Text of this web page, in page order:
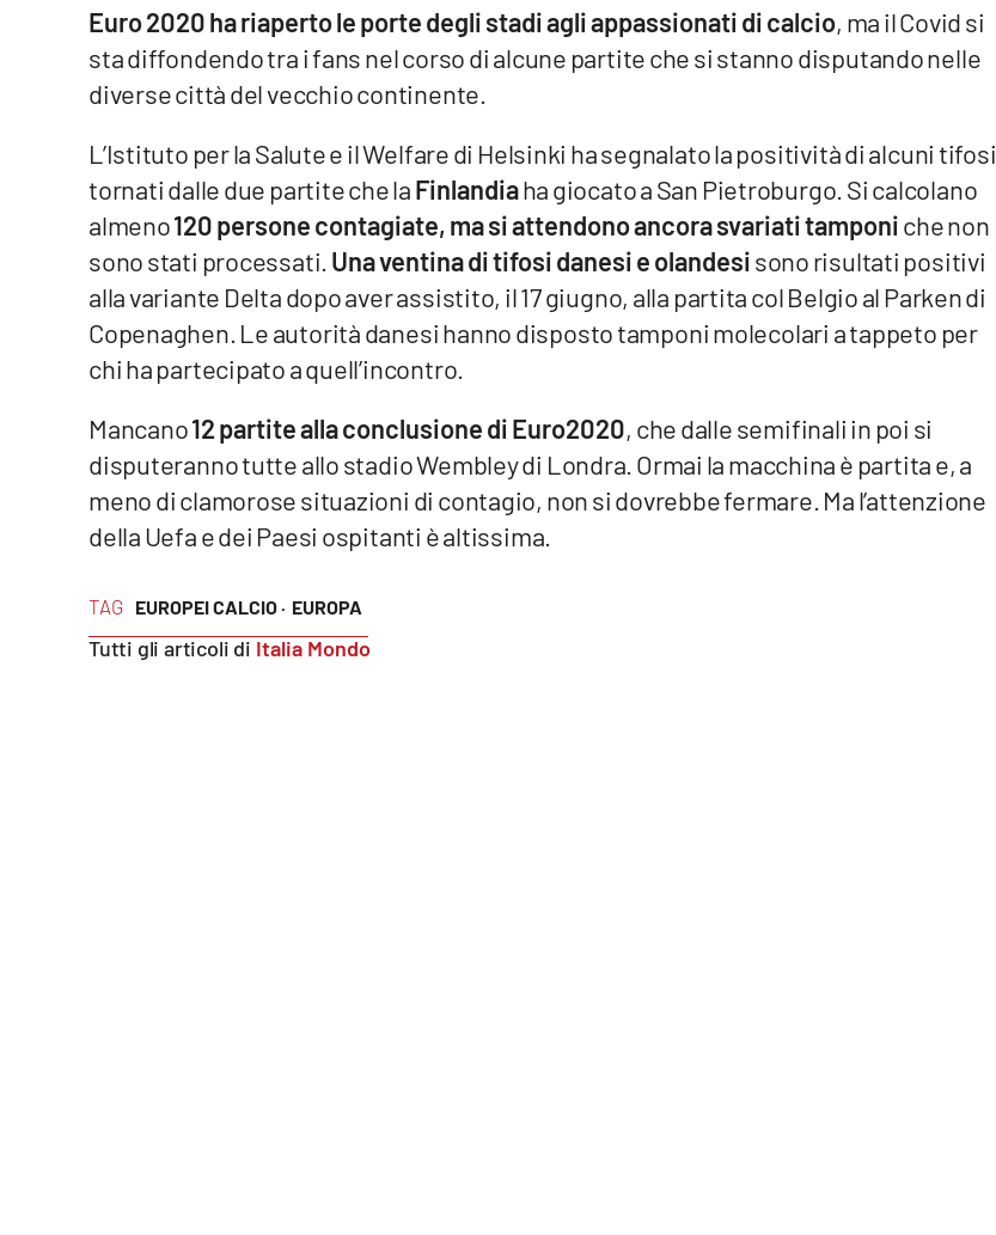
Vibo Valentia
Reggio Calabria
TAG EUROPEI CALCIO · EUROPA
Tutti gli articoli di Italia Mondo
Euro 2020 ha riaperto le porte degli stadi agli appassionati di calcio, ma il Covid si
sta diffondendo tra i fans nel corso di alcune partite che si stanno disputando nelle
diverse città del vecchio continente.
L’Istituto per la Salute e il Welfare di Helsinki ha segnalato la positività di alcuni tifosi
tornati dalle due partite che laFinlandiaha giocato a San Pietroburgo. Si calcolano
almeno120 persone contagiate, ma si attendono ancora svariati tamponiche non
sono stati processati. Una ventina di tifosi danesi e olandesisono risultati positivi
alla variante Delta dopo aver assistito, il 17 giugno, alla partita col Belgio al Parken di
Copenaghen. Le autorità danesi hanno disposto tamponi molecolari a tappeto per
chi ha partecipato a quell’incontro.
Mancano12 partite alla conclusione di Euro2020, che dalle semifinali in poi si
disputeranno tutte allo stadio Wembley di Londra. Ormai la macchina è partita e, a
meno di clamorose situazioni di contagio, non si dovrebbe fermare. Ma l’attenzione
della Uefa e dei Paesi ospitanti è altissima.